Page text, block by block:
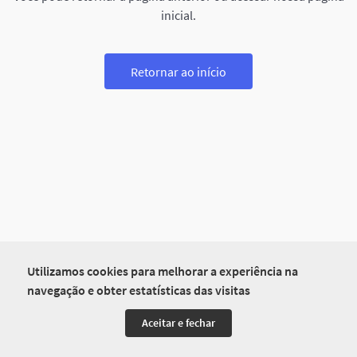
Utilizamos cookies para melhorar a experiência na
navegação e obter estatísticas das visitas
Aceitar e fechar
inicial.
Retornar ao início